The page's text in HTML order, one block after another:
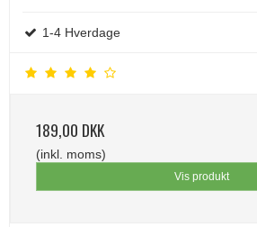
1-4 Hverdage
189,00 DKK
(inkl. moms)
Vis produkt